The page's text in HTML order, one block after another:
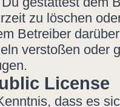
zu löschen
Betreiber
verstoßen oder
License
dass es